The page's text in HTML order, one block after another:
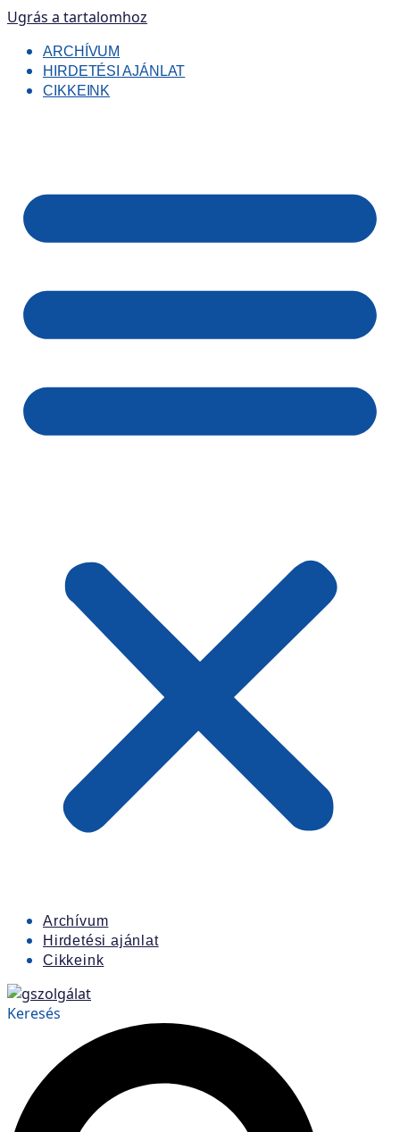
Ugrás a tartalomhoz
ARCHÍVUM
HIRDETÉSI AJÁNLAT
CIKKEINK
Archívum
Hirdetési ajánlat
Cikkeink
Keresés